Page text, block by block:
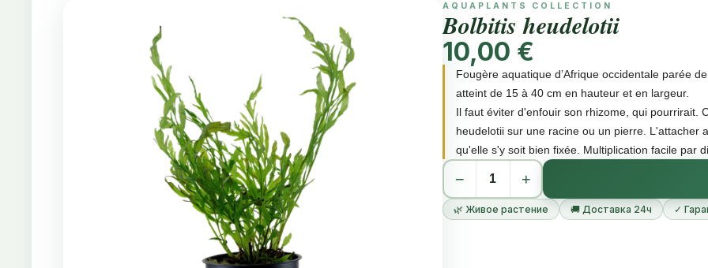
AQUAPLANTS COLLECTION
Bolbitis heudelotii
10,00 €
Fougère aquatique d’Afrique occidentale parée
atteint de 15 à 40 cm en hauteur et en largeur.
Il faut éviter d'enfouir son rhizome, qui pourrirait.
heudelotii sur une racine ou un pierre. L'attacher
qu'elle s'y soit bien fixée. Multiplication facile par
L'apport de CO2 favorise la croissance de cette
dans une eau peu calcaire et légèrement acide.
− +
🌿 Живое растение 🚚 Доставка 24ч ✓